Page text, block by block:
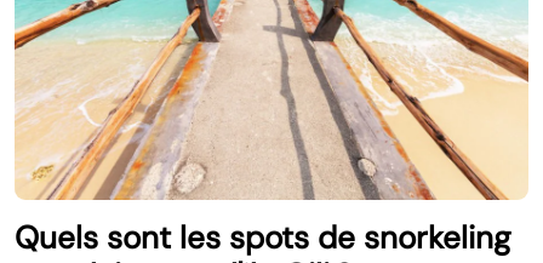
Quels sont les spots de snorkeling